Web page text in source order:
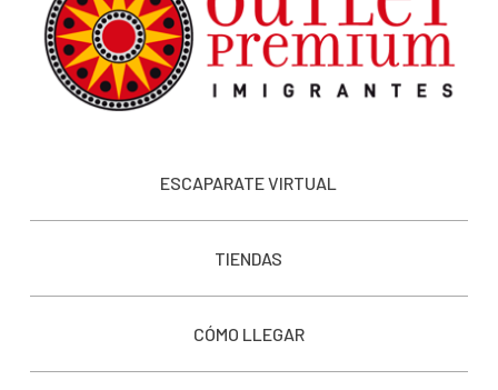
ESCAPARATE VIRTUAL
TIENDAS
CÓMO LLEGAR